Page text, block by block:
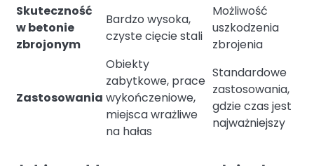
Skuteczność
w betonie
zbrojonym
Bardzo wysoka,
czyste cięcie stali
Możliwość
uszkodzenia
zbrojenia
Zastosowania
Obiekty
zabytkowe, prace
wykończeniowe,
miejsca wrażliwe
na hałas
Standardowe
zastosowania,
gdzie czas jest
najważniejszy